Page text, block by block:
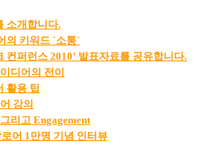
소개합니다.
의 키워드 `소통`
컨퍼런스 2010’ 발표자료를 공유합니다.
디어의 전이
활용 팁
강의
그리고 Engagement
어 1만명 기념 인터뷰